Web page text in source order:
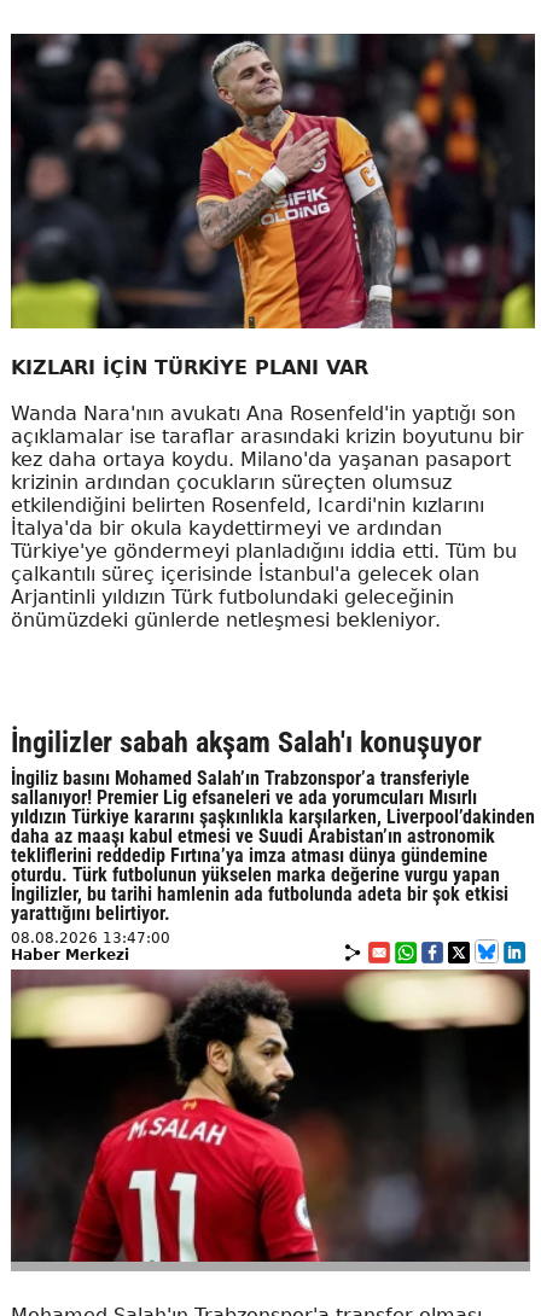
KIZLARI İÇİN TÜRKİYE PLANI VAR
Wanda Nara'nın avukatı Ana Rosenfeld'in yaptığı son
açıklamalar ise taraflar arasındaki krizin boyutunu bir
kez daha ortaya koydu. Milano'da yaşanan pasaport
krizinin ardından çocukların süreçten olumsuz
etkilendiğini belirten Rosenfeld, Icardi'nin kızlarını
İtalya'da bir okula kaydettirmeyi ve ardından
Türkiye'ye göndermeyi planladığını iddia etti. Tüm bu
çalkantılı süreç içerisinde İstanbul'a gelecek olan
Arjantinli yıldızın Türk futbolundaki geleceğinin
önümüzdeki günlerde netleşmesi bekleniyor.
İngilizler sabah akşam Salah'ı konuşuyor
İngiliz basını Mohamed Salah’ın Trabzonspor’a transferiyle
sallanıyor! Premier Lig efsaneleri ve ada yorumcuları Mısırlı
yıldızın Türkiye kararını şaşkınlıkla karşılarken, Liverpool’dakinden
daha az maaşı kabul etmesi ve Suudi Arabistan’ın astronomik
tekliflerini reddedip Fırtına’ya imza atması dünya gündemine
oturdu. Türk futbolunun yükselen marka değerine vurgu yapan
İngilizler, bu tarihi hamlenin ada futbolunda adeta bir şok etkisi
yarattığını belirtiyor.
08.08.2026 13:47:00
Haber Merkezi